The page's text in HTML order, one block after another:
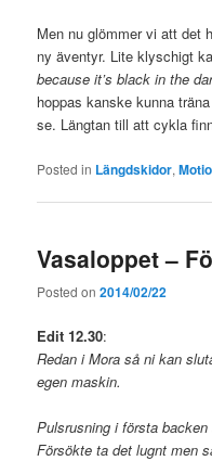
Men nu glömmer vi att det
ny äventyr. Lite klyschigt
because it’s black in the
hoppas kanske kunna
se. Längtan till att cykla
Posted in Längdskidor,
Vasaloppet –
Posted on2014/02/22
Edit 12.30:
Redan i Mora så ni kan
egen maskin.
Pulsrusning i första
Försökte ta det lugnt men